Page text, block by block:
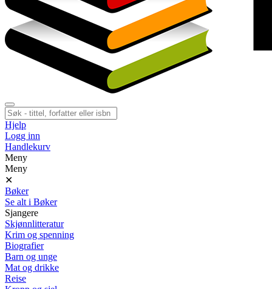
Hjelp
Logg inn
Handlekurv
Meny
Meny
✕
Bøker
Se alt i Bøker
Sjangere
Skjønnlitteratur
Krim og spenning
Biografier
Barn og unge
Mat og drikke
Reise